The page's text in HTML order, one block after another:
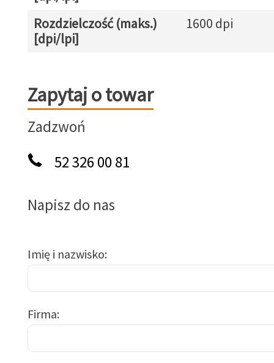
Rozdzielczość (maks.)
[dpi/lpi]
1600 dpi
Zapytaj o towar
Zapytaj o towar
Zadzwoń
52 326 00 81
Napisz do nas
Imię i nazwisko
Firma